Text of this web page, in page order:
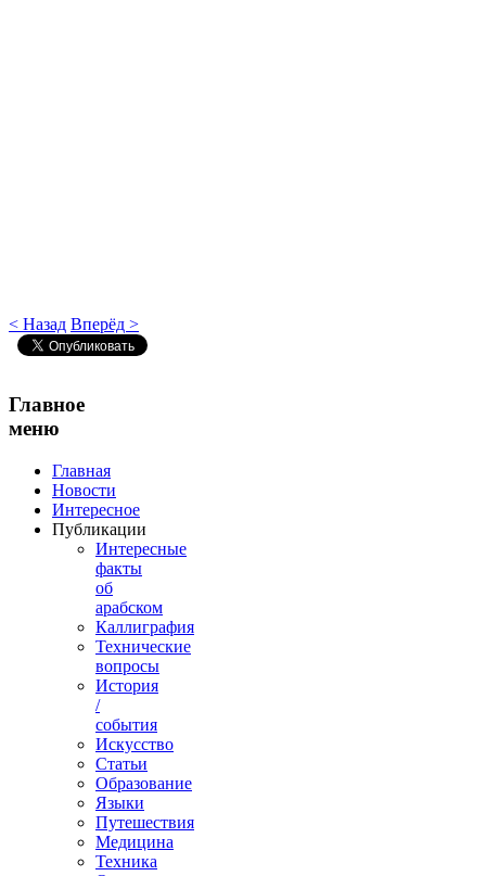
< Назад Вперёд >
Главное
меню
Главная
Новости
Интересное
Публикации
Интересные
факты
об
арабском
Каллиграфия
Технические
вопросы
История
/
события
Искусство
Статьи
Образование
Языки
Путешествия
Медицина
Техника